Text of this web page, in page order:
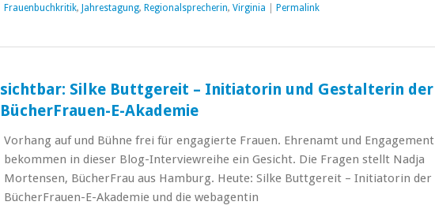
Frauenbuchkritik, Jahrestagung, Regionalsprecherin, Virginia Permalink
sichtbar: Silke Buttgereit – Initiatorin und Gestalterin der
BücherFrauen-E-Akademie
Vorhang auf und Bühne frei für engagierte Frauen. Ehrenamt und Engagement
bekommen in dieser Blog-Interviewreihe ein Gesicht. Die Fragen stellt Nadja
Mortensen, BücherFrau aus Hamburg. Heute: Silke Buttgereit – Initiatorin der
BücherFrauen-E-Akademie und die webagentin